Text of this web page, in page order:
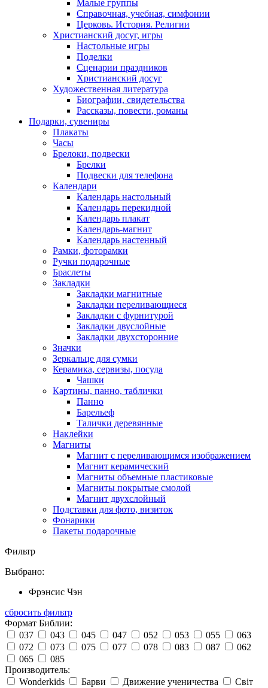
Малые группы
Справочная, учебная, симфонии
Церковь. История. Религии
Христианский досуг, игры
Настольные игры
Поделки
Сценарии праздников
Христианский досуг
Художественная литература
Биографии, свидетельства
Рассказы, повести, романы
Подарки, сувениры
Плакаты
Часы
Брелоки, подвески
Брелки
Подвески для телефона
Календари
Календарь настольный
Календарь перекидной
Календарь плакат
Календарь-магнит
Календарь настенный
Рамки, фоторамки
Ручки подарочные
Браслеты
Закладки
Закладки магнитные
Закладки переливающиеся
Закладки с фурнитурой
Закладки двуслойные
Закладки двухсторонние
Значки
Зеркальце для сумки
Керамика, сервизы, посуда
Чашки
Картины, панно, таблички
Панно
Барельеф
Талички деревянные
Наклейки
Магниты
Магнит с переливающимся изображением
Магнит керамический
Магниты объемные пластиковые
Магниты покрытые смолой
Магнит двухслойный
Подставки для фото, визиток
Фонарики
Пакеты подарочные
Фильтр
Выбрано:
Фрэнсис Чэн
сбросить фильтр
Формат Библии:
037
043 045 047 052 053 055
063
072
073 075 077 078 083 087
062
065
085
Производитель:
Wonderkids
Барви Движение ученичества
Світ